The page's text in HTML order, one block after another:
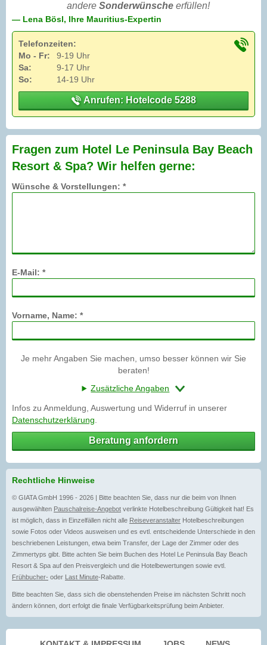
andere Sonderwünsche erfüllen!
— Lena Bösl, Ihre Mauritius-Expertin
Telefonzeiten:
Mo - Fr:
9-19 Uhr
Sa:
9-17 Uhr
So:
14-19 Uhr
Anrufen: Hotelcode 5288
Fragen zum Hotel Le Peninsula Bay Beach
Resort & Spa? Wir helfen gerne:
Wünsche & Vorstellungen: *
E-Mail: *
Vorname, Name: *
Je mehr Angaben Sie machen, umso besser können wir Sie
beraten!
Zusätzliche Angaben
Infos zu Anmeldung, Auswertung und Widerruf in unserer
Datenschutzerklärung
Beratung anfordern
Rechtliche Hinweise
© GIATA GmbH 1996 - 2026 | Bitte beachten Sie, dass nur die beim von Ihnen
ausgewählten Pauschalreise-Angebot verlinkte Hotelbeschreibung Gültigkeit hat! Es
ist möglich, dass in Einzelfällen nicht alle Reiseveranstalter Hotelbeschreibungen
sowie Fotos oder Videos ausweisen und es evtl. entscheidende Unterschiede in den
beschriebenen Leistungen, etwa beim Transfer, der Lage der Zimmer oder des
Zimmertyps gibt. Bitte achten Sie beim Buchen des Hotel Le Peninsula Bay Beach
Resort & Spa auf den Preisvergleich und die Hotelbewertungen sowie evtl.
Frühbucher- oder Last Minute-Rabatte.
Bitte beachten Sie, dass sich die obenstehenden Preise im nächsten Schritt noch
ändern können, dort erfolgt die finale Verfügbarkeitsprüfung beim Anbieter.